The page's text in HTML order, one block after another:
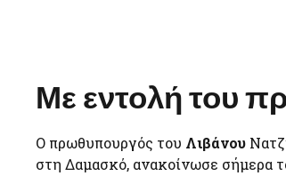
Με εντολή του
Ο πρωθυπουργός του Λιβάνου
στη Δαμασκό, ανακοίνωσε σήμερα